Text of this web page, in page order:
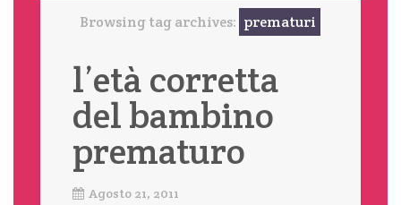
Browsing tag archives: prematuri
l’età corretta
del bambino
prematuro
Agosto 21, 2011